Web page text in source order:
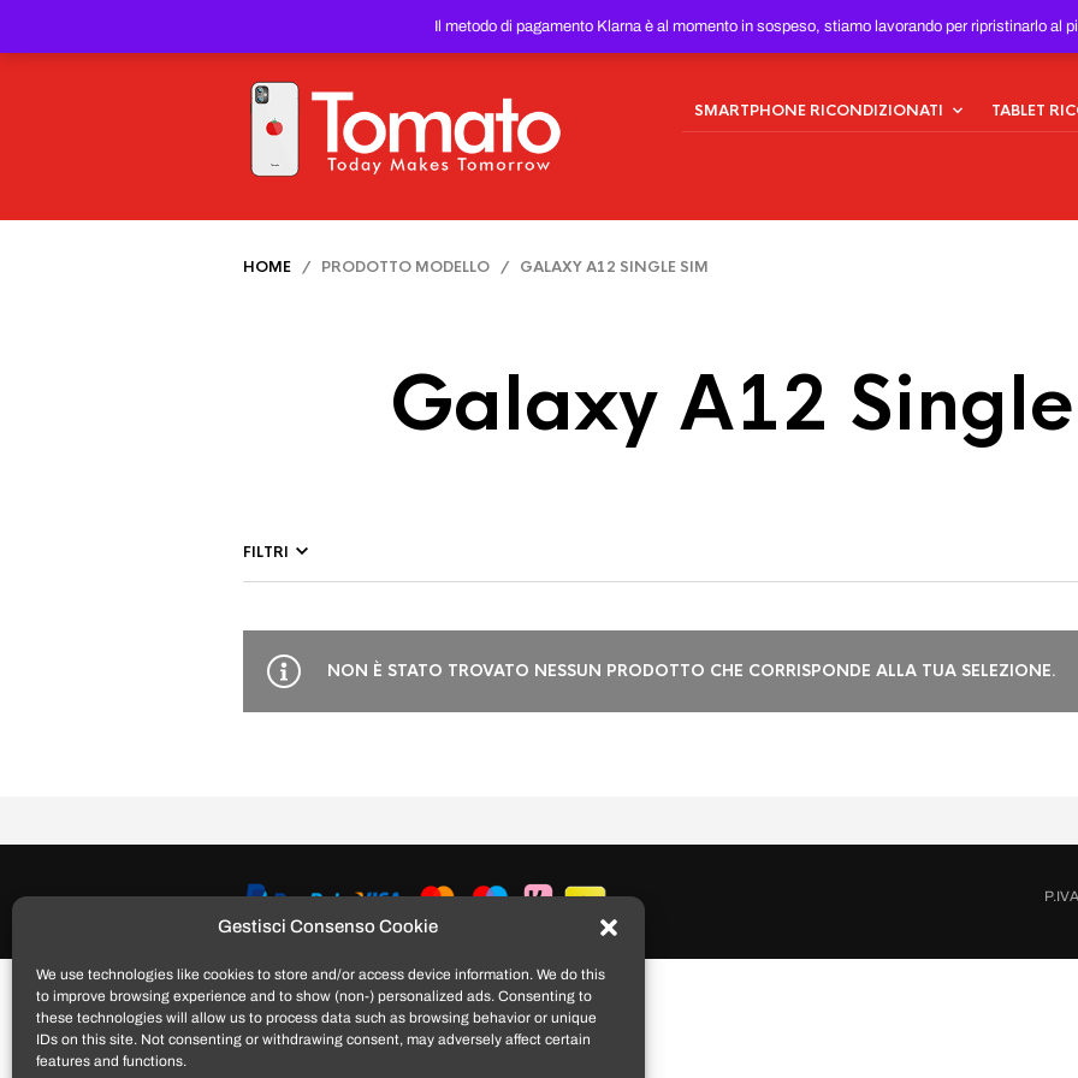
Gestisci Consenso Cookie
We use technologies like cookies to store and/or access device information. We do this
to improve browsing experience and to show (non-) personalized ads. Consenting to
these technologies will allow us to process data such as browsing behavior or unique
IDs on this site. Not consenting or withdrawing consent, may adversely affect certain
features and functions.
Il metodo di pagamento Klarna è al momento in sospeso, stiamo lavorando per ripristinarlo al
PREZZO DEL WEB!
SMARTPHONE RICONDIZIONATI TABLET
HOME / PRODOTTO MODELLO / GALAXY A12 SINGLE SIM
Galaxy A12
FILTRI
NON È STATO TROVATO NESSUN PRODOTTO CHE CORRISPONDE ALLA TUA SELEZIONE.